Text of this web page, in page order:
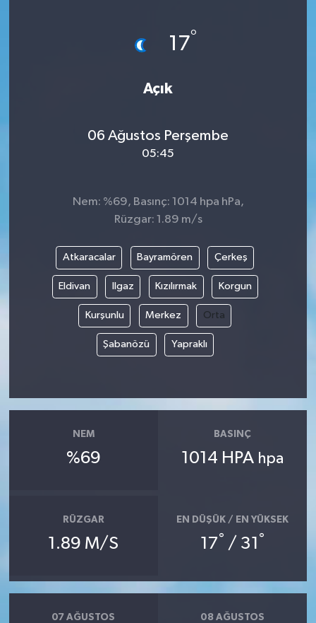
17°
Açık
06 Ağustos Perşembe
05:45
Nem: %69, Basınç: 1014 hpa hPa,
Rüzgar: 1.89 m/s
Atkaracalar Bayramören Çerkeş
Eldivan Ilgaz Kızılırmak Korgun
Kurşunlu Merkez Orta
Şabanözü Yapraklı
NEM
%69
BASINÇ
1014 HPA hpa
RÜZGAR
1.89 M/S
EN DÜŞÜK / EN YÜKSEK
17° / 31 °
07 AĞUSTOS 08 AĞUSTOS